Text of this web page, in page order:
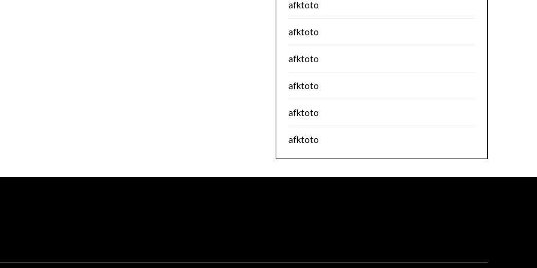
afktoto
afktoto
afktoto
afktoto
afktoto
afktoto